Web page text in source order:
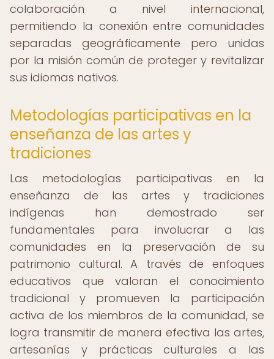
colaboración a nivel internacional,
permitiendo la conexión entre comunidades
separadas geográficamente pero unidas
por la misión común de proteger y revitalizar
sus idiomas nativos.
Metodologías participativas en la
enseñanza de las artes y
tradiciones
Las metodologías participativas en la
enseñanza de las artes y tradiciones
indígenas han demostrado ser
fundamentales para involucrar a las
comunidades en la preservación de su
patrimonio cultural. A través de enfoques
educativos que valoran el conocimiento
tradicional y promueven la participación
activa de los miembros de la comunidad, se
logra transmitir de manera efectiva las artes,
artesanías y prácticas culturales a las